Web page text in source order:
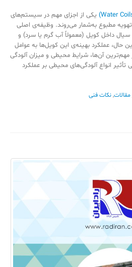
یکی از اجزای مهم در سیستم‌های
مطبوع به‌شمار می‌روند. وظیفه‌ی اصلی
سیال داخل کویل (معمولاً آب گرم یا سرد) و
حال، عملکرد بهینه‌ی این کویل‌ها به عوامل
آن‌ها، شرایط محیطی و میزان آلودگی
انواع آلودگی‌های محیطی بر عملکرد
مقالات,نکات فنی